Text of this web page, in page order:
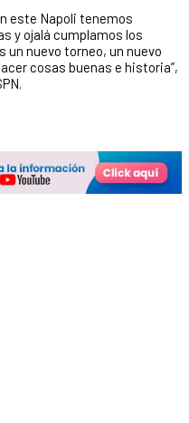
este Napoli tenemos
y ojalá cumplamos los
nuevo torneo, un nuevo
cosas buenas e historia”,